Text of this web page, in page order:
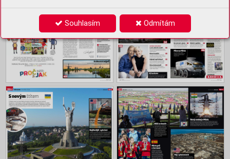
Souhlasím Odmítám